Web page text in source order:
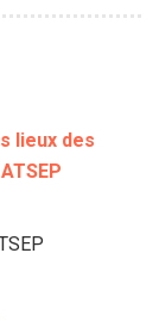
lieux des